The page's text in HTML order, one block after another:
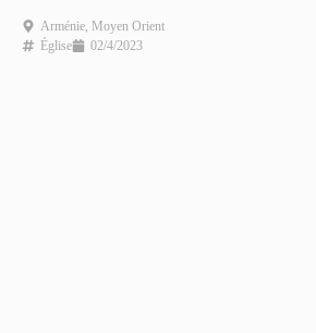
Arménie Moyen Orient
Église
02/4/2023